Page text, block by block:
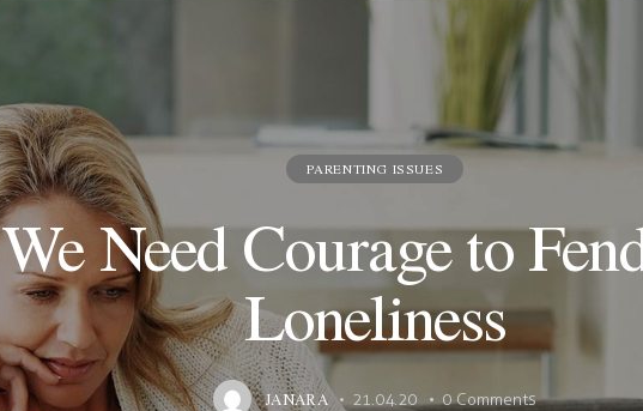
PARENTING ISSUES
We Need Courage to
Loneliness
JANARA 21.04.20 0 Comments